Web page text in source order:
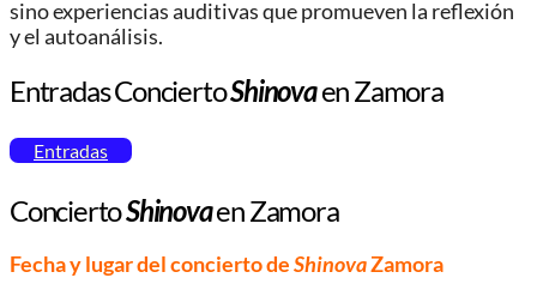
sino experiencias auditivas que promueven la reflexión
y el autoanálisis.
Entradas ConciertoShinovaen Zamora
Entradas
ConciertoShinovaen Zamora
Fecha y lugar del concierto deShinovaZamora